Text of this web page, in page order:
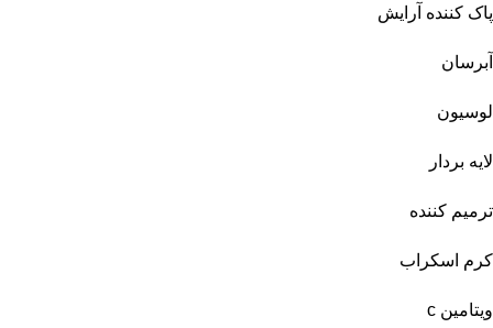
پاک کننده آرایش
آبرسان
لوسیون
لایه بردار
ترمیم کننده
کرم اسکراب
ویتامین c